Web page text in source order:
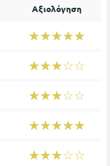
Αξιολόγηση
☆☆☆☆☆
★★★★★
☆☆☆☆☆
★★★★★
☆☆☆☆☆
★★★★★
☆☆☆☆☆
★★★★★
☆☆☆☆☆
★★★★★